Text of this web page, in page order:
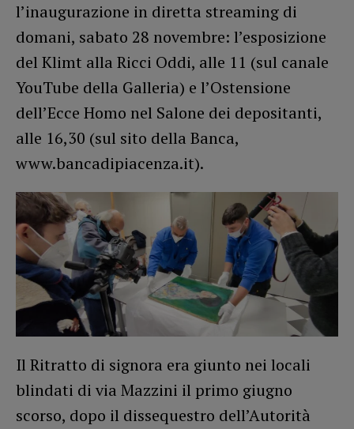
l’inaugurazione in diretta streaming di
domani, sabato 28 novembre: l’esposizione
del Klimt alla Ricci Oddi, alle 11 (sul canale
YouTube della Galleria) e l’Ostensione
dell’Ecce Homo nel Salone dei depositanti,
alle 16,30 (sul sito della Banca,
www.bancadipiacenza.it).
Il Ritratto di signora era giunto nei locali
blindati di via Mazzini il primo giugno
scorso, dopo il dissequestro dell’Autorità